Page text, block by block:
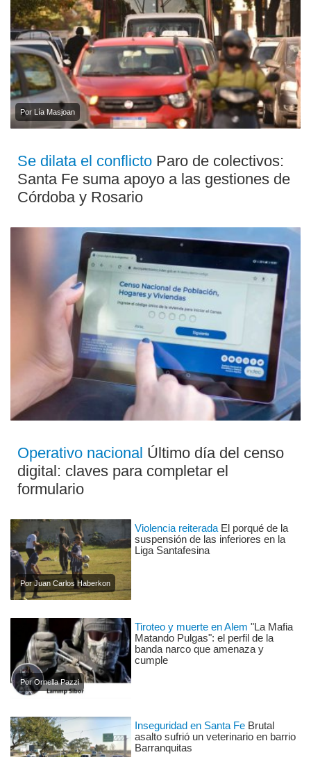
Por Lía Masjoan
Se dilata el conflicto Paro de colectivos:
Santa Fe suma apoyo a las gestiones de
Córdoba y Rosario
Operativo nacional Último día del censo
digital: claves para completar el
formulario
Por Juan Carlos Haberkon
Violencia reiterada El porqué de la
suspensión de las inferiores en la
Liga Santafesina
Por Ornella Pazzi
Tiroteo y muerte en Alem "La Mafia
Matando Pulgas": el perfil de la
banda narco que amenaza y
cumple
Inseguridad en Santa Fe Brutal
asalto sufrió un veterinario en barrio
Barranquitas